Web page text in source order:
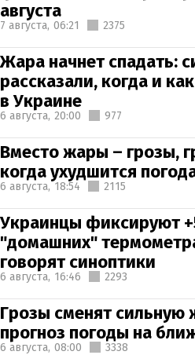
августа
7 августа, 06:21 2375
Жара начнет спадать:
рассказали, когда и
в Украине
6 августа, 20:00 977
Вместо жары – грозы,
когда ухудшится
6 августа, 18:54 2115
Украинцы фиксируют
"домашних"
говорят синоптики
6 августа, 16:46 2293
Грозы сменят сильную
прогноз погоды на
6 августа, 08:00 3338